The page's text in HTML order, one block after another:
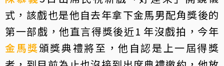
式，該戲也是他自去年拿下金馬男配角獎後的
第一部戲，他直言得獎後近1 年沒戲拍，今年
金馬獎頒獎典禮將至，他自認是上一屆得獎